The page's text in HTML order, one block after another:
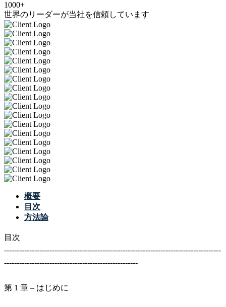
1000+
世界のリーダーが当社を信頼しています
概要
目次
方法論
目次
--------------------------------------------------------------------------------------
-----------------------------------------------------
第 1 章 – はじめに